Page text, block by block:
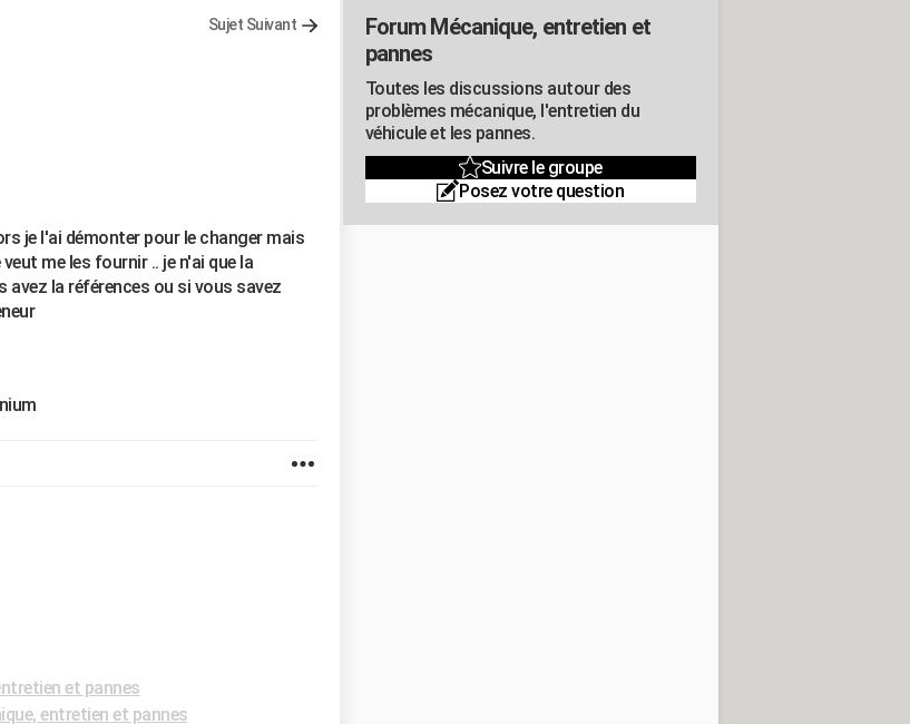
Sujet Suivant
je l'ai démonter pour le changer mais
me les fournir .. je n'ai que la
avez la références ou si vous savez
et pannes
entretien et pannes
Forum Mécanique, entretien et
pannes
Toutes les discussions autour des
problèmes mécanique, l'entretien du
véhicule et les pannes.
Suivre le groupe
Posez votre question